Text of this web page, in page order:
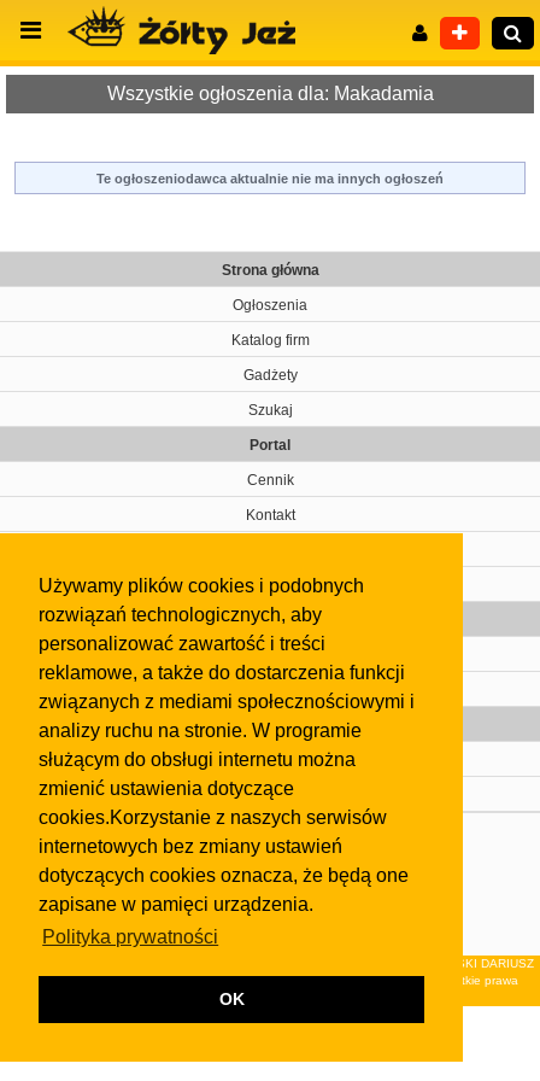
Używamy plików cookies i podobnych
rozwiązań technologicznych, aby
personalizować zawartość i treści
reklamowe, a także do dostarczenia funkcji
związanych z mediami społecznościowymi i
analizy ruchu na stronie. W programie
służącym do obsługi internetu można
zmienić ustawienia dotyczące
cookies.Korzystanie z naszych serwisów
internetowych bez zmiany ustawień
dotyczących cookies oznacza, że będą one
zapisane w pamięci urządzenia.
Polityka prywatności
OK
Wyszukiwanie zaawansowane
Wszystkie ogłoszenia dla: Makadamia
Te ogłoszeniodawca aktualnie nie ma innych ogłoszeń
Strona główna
Ogłoszenia
Katalog firm
Gadżety
Szukaj
Portal
Cennik
Kontakt
Pomoc
Gazeta
Olkusz
Kontakt
Strefa dla biznesu
Biura nieruchomości
Dealerzy i autokomisy
Skontaktuj się z nami
Korzystanie z tej strony oznacza akceptację postanowień
regulaminuiPolityki Prywatności
Klauzula FB
© 2026Wydawnictwo NEON sp. z o.o. (dawniej: FIRMA NEON MAREK KLUCZEWSKI DARIUSZ
KRAWCZYK s.c.) z siedzibą w Olkuszu, ul.Żuradzka 15, 32-300 Olkusz . Wszystkie prawa
zastrzeżone.